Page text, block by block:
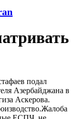
подал
Азербайджана в
Аскерова.